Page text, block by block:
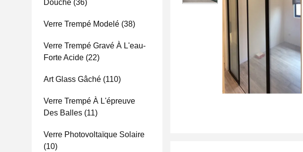
Douche (36)
Verre Trempé Modelé (38)
Verre Trempé Gravé À L'eau-
Forte Acide (22)
Art Glass Gâché (110)
Verre Trempé À L'épreuve
Des Balles (11)
Verre Photovoltaïque Solaire
(10)